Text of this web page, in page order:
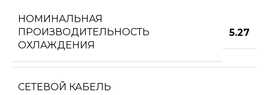
НОМИНАЛЬНАЯ
ПРОИЗВОДИТЕЛЬНОСТЬ
ОХЛАЖДЕНИЯ
5.27
СЕТЕВОЙ КАБЕЛЬ